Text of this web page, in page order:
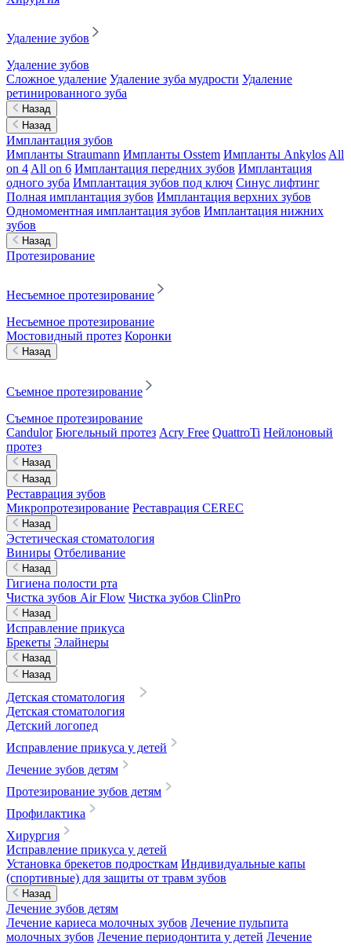
Удаление зубов
Удаление зубов
Сложное удаление Удаление зуба мудрости Удаление
ретинированного зуба
Назад
Назад
Имплантация зубов
Импланты Straumann Импланты Osstem Импланты Ankylos All
on 4 All on 6 Имплантация передних зубов Имплантация
одного зуба Имплантация зубов под ключ Синус лифтинг
Полная имплантация зубов Имплантация верхних зубов
Одномоментная имплантация зубов Имплантация нижних
зубов
Назад
Протезирование
Несъемное протезирование
Несъемное протезирование
Мостовидный протез Коронки
Назад
Съемное протезирование
Съемное протезирование
Candulor Бюгельный протез Acry Free QuattroTi Нейлоновый
протез
Назад
Назад
Реставрация зубов
Микропротезирование Реставрация CEREC
Назад
Эстетическая стоматология
Виниры Отбеливание
Назад
Гигиена полости рта
Чистка зубов Air Flow Чистка зубов ClinPro
Назад
Исправление прикуса
Брекеты Элайнеры
Назад
Назад
Детская стоматология
Детская стоматология
Детский логопед
Исправление прикуса у детей
Лечение зубов детям
Протезирование зубов детям
Профилактика
Хирургия
Исправление прикуса у детей
Установка брекетов подросткам Индивидуальные капы
(спортивные) для защиты от травм зубов
Назад
Лечение зубов детям
Лечение кариеса молочных зубов Лечение пульпита
молочных зубов Лечение периодонтита у детей Лечение